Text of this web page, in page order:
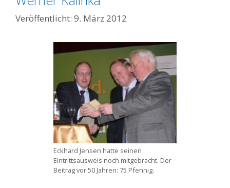
9. März 2012
Eckhard Jensen hatte seinen
Eintrittsausweis noch mitgebracht. Der
Beitrag vor 50 Jahren: 75 Pfennig.